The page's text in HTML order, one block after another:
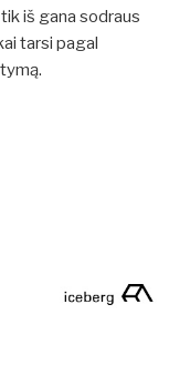
iš gana sodraus
tarsi pagal